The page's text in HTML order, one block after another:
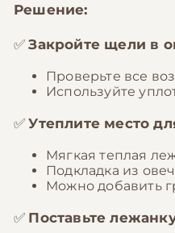
Решение:
✅Закройте щели в
Проверьте все
Используйте
✅Утеплите место
Мягкая теплая
Подкладка из
Можно добавить
✅ Поставьте